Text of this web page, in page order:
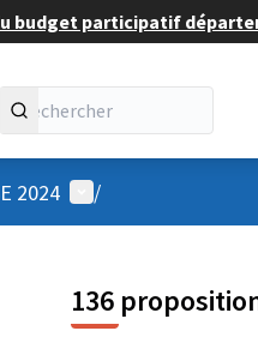
participatif
2024 Menu utilisateur
/
136